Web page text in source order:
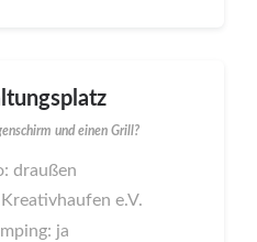
und einen Grill?
draußen
e.V.
ja